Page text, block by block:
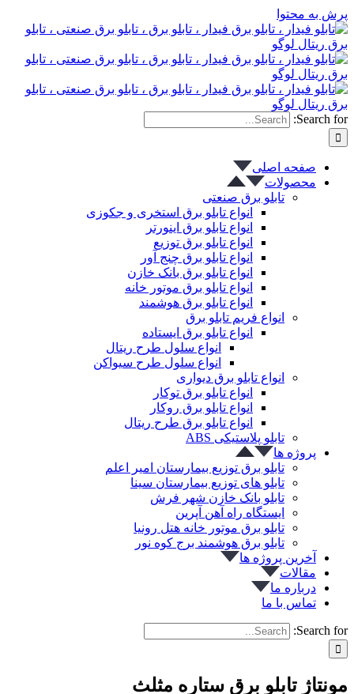
پرش به محتوا
Search for:
صفحه اصلی
محصولات
تابلو برق صنعتی
انواع تابلو برق استخری و جکوزی
انواع تابلو برق اینورتر
انواع تابلو برق توزیع
انواع تابلو برق چنج آور
انواع تابلو برق بانک خازن
انواع تابلو برق موتور خانه
انواع تابلو برق هوشمند
انواع فریم تابلو برق
انواع تابلو برق ایستاده
انواع سلول طرح ریتال
انواع سلول طرح سیواکن
انواع تابلو برق دیواری
انواع تابلو برق توکار
انواع تابلو برق روکار
انواع تابلو برق طرح ریتال
تابلو پلاستیکی ABS
پروژه ها
تابلو برق توزیع بیمارستان امیر اعلم
تابلو های توزیع بیمارستان سینا
تابلو بانک خازن شهر فرش
ایستگاه راه آهن آپرین
تابلو برق موتور خانه هتل رونیا
تابلو برق هوشمند برج کوه نور
آخرین پروژه ها
مقالات
درباره ما
تماس با ما
Search for:
مونتاژ تابلو برق ستاره مثلث